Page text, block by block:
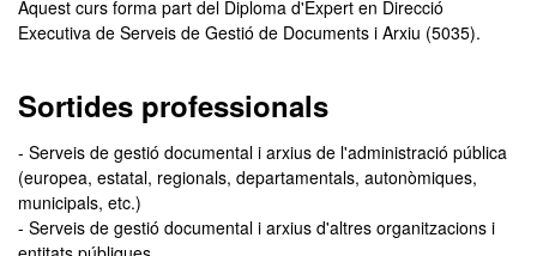
Aquest curs forma part del Diploma d'Expert en Direcció
Executiva de Serveis de Gestió de Documents i Arxiu (5035).
Sortides professionals
- Serveis de gestió documental i arxius de l'administració pública
(europea, estatal, regionals, departamentals, autonòmiques,
municipals, etc.)
- Serveis de gestió documental i arxius d'altres organitzacions i